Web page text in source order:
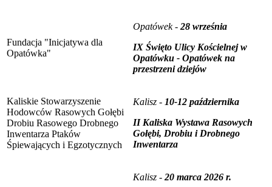
Fundacja "Inicjatywa dla
Opatówka"
Opatówek - 28 września
IX Święto Ulicy Kościelnej w
Opatówku - Opatówek na
przestrzeni dziejów
Kaliskie Stowarzyszenie
Hodowców Rasowych Gołębi
Drobiu Rasowego Drobnego
Inwentarza Ptaków
Śpiewających i Egzotycznych
Kalisz - 10-12 października
II Kaliska Wystawa Rasowych
Gołębi, Drobiu i Drobnego
Inwentarza
Kalisz - 20 marca 2026 r.